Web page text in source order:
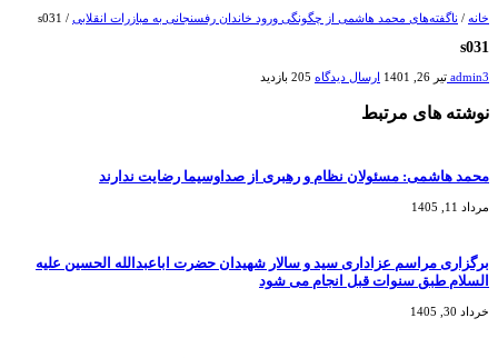
خانه / ناگفته‌های محمد هاشمی از چگونگی ورود خاندان رفسنجانی به مبازرات انقلابی /
s031
s031
admin3 تیر 26, 1401 ارسال دیدگاه 205 بازدید
نوشته های مرتبط
محمد هاشمی: مسئولان نظام و رهبری از صداوسیما رضایت ندارند
مرداد 11, 1405
برگزاری مراسم عزاداری سید و سالار شهیدان حضرت اباعبدالله الحسین علیه
السلام طبق سنوات قبل انجام می شود
خرداد 30, 1405